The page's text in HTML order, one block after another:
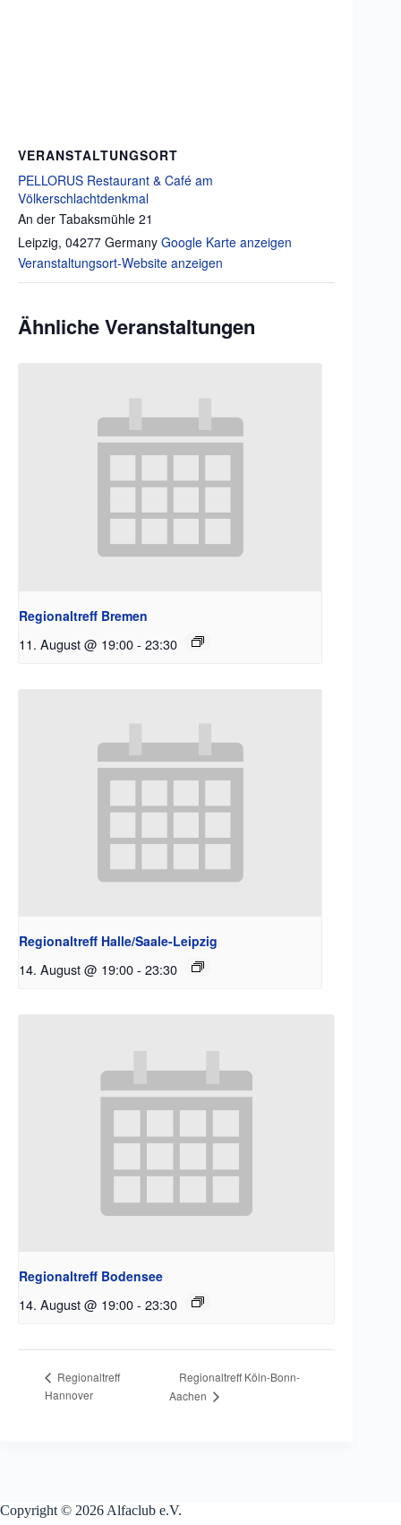
VERANSTALTUNGSORT
PELLORUS Restaurant & Café am
Völkerschlachtdenkmal
An der Tabaksmühle 21
Leipzig, 04277 Germany Google Karte anzeigen
Veranstaltungsort-Website anzeigen
Ähnliche Veranstaltungen
Regionaltreff Bremen
11. August @ 19:00- 23:30
Regionaltreff Halle/Saale-Leipzig
14. August @ 19:00- 23:30
Regionaltreff Bodensee
14. August @ 19:00- 23:30
Regionaltreff
Hannover
Regionaltreff Köln-Bonn-
Aachen
Copyright © 2026 Alfaclub e.V.